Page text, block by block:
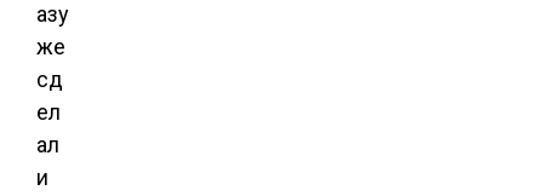
азу
же
сд
ел
ал
и